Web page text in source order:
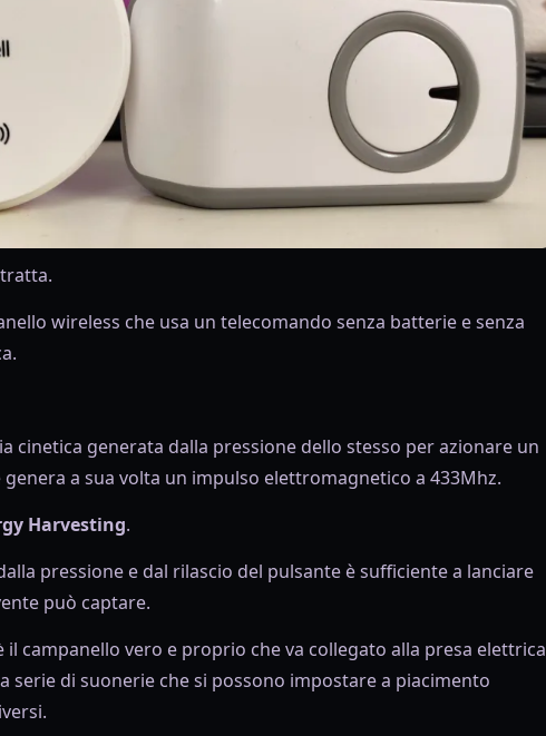
wireless che usa un telecomando senza batterie e senza
cinetica generata dalla pressione dello stesso per azionare un
a sua volta un impulso elettromagnetico a 433Mhz.
Harvesting.
pressione e dal rilascio del pulsante è sufficiente a lanciare
può captare.
il campanello vero e proprio che va collegato alla presa elettrica
serie di suonerie che si possono impostare a piacimento